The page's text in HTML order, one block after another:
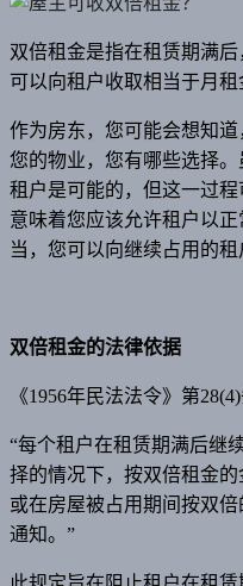
双倍租金是指在租赁期满
可以向租户收取相当于月租
作为房东，您可能会想知
您的物业，您有哪些选择
租户是可能的，但这一过
意味着您应该允许租户以
当，您可以向继续占用的租
双倍租金的法律依据
《1956年民法法令》第28(4)
“每个租户在租赁期满后继
择的情况下，按双倍租金的
或在房屋被占用期间按双
通知。”